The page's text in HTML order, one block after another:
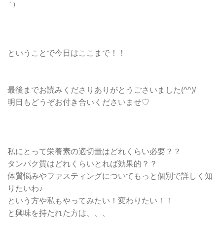
｀)
ということで今日はここまで！！
最後までお読みくださりありがとうごさいました(^^)/
明日もどうぞお付き合いくださいませ♡
私にとって栄養素の適切量はどれくらい必要？？
タンパク質はどれくらいとれば効果的？？
体質悩みやファスティングについてもっと個別で詳しく知
りたいわ♪
という方や私もやってみたい！変わりたい！！
と興味を持たれた方は、、、